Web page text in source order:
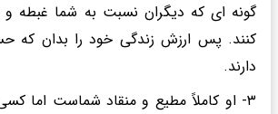
گونه ای که دیگران نسبت به شما غبطه
کنند. پس ارزش زندگی خود را بدان که
دارند.
۳- او کاملاً مطیع و منقاد شماست اما